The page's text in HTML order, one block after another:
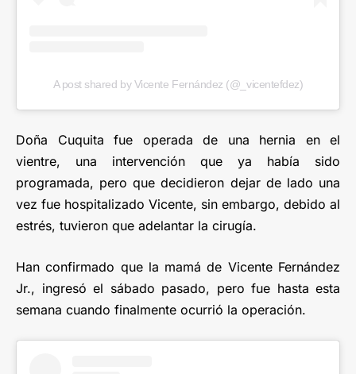
A post shared by Vicente Fernández (@_vicentefdez)
Doña Cuquita fue operada de una hernia en el
vientre, una intervención que ya había sido
programada, pero que decidieron dejar de lado una
vez fue hospitalizado Vicente, sin embargo, debido al
estrés, tuvieron que adelantar la cirugía.
Han confirmado que la mamá de Vicente Fernández
Jr., ingresó el sábado pasado, pero fue hasta esta
semana cuando finalmente ocurrió la operación.